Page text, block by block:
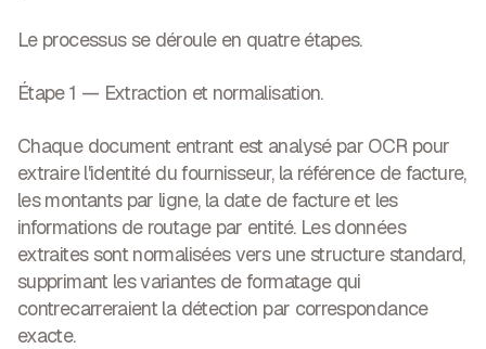
Le processus se déroule en quatre étapes.
Étape 1 — Extraction et normalisation.
Chaque document entrant est analysé par OCR pour
extraire l'identité du fournisseur, la référence de facture,
les montants par ligne, la date de facture et les
informations de routage par entité. Les données
extraites sont normalisées vers une structure standard,
supprimant les variantes de formatage qui
contrecarreraient la détection par correspondance
exacte.